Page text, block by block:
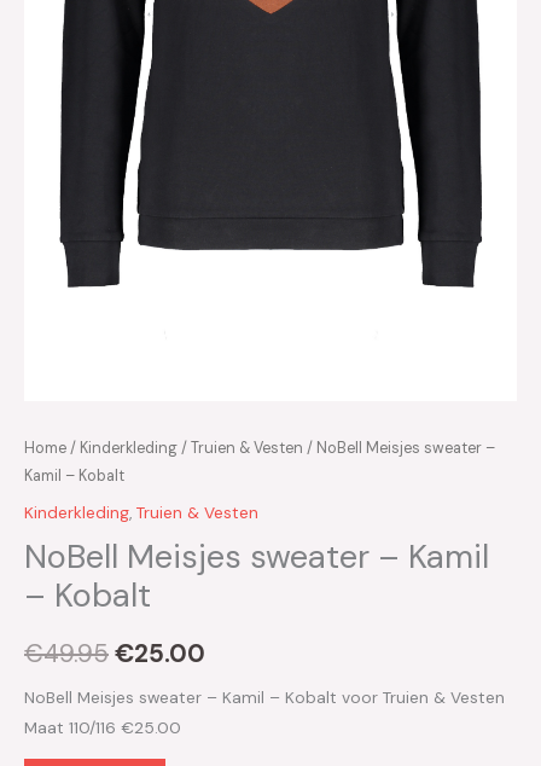
Home/ Kinderkleding/Truien & Vesten / NoBell Meisjes sweater –
Kamil – Kobalt
Kinderkleding, Truien & Vesten
NoBell Meisjes sweater – Kamil
– Kobalt
€49.95€25.00
NoBell Meisjes sweater – Kamil – Kobalt voor Truien & Vesten
Maat 110/116 €25.00